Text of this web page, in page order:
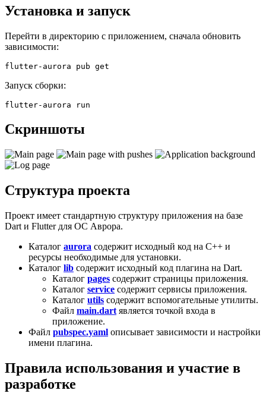
Установка и запуск
Перейти в директорию с приложением, сначала обновить
зависимости:
Запуск сборки:
Скриншоты
Структура проекта
Проект имеет стандартную структуру приложения на базе
Dart и Flutter для ОС Аврора.
Каталог aurora содержит исходный код на C++ и
ресурсы необходимые для установки.
Каталог lib содержит исходный код плагина на Dart.
Каталог pages содержит страницы приложения.
Каталог service содержит сервисы приложения.
Каталог utils содержит вспомогательные утилиты.
Файл main.dart является точкой входа в
приложение.
Файл pubspec.yaml описывает зависимости и настройки
имени плагина.
Правила использования и участие в
разработке